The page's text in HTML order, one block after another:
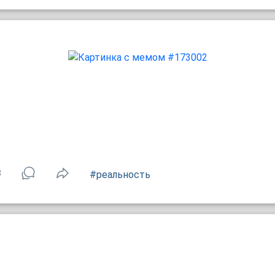
#реальность